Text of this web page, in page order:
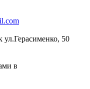
ул.Герасименко, 50
в